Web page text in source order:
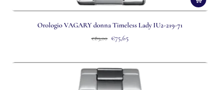
Orologio VAGARY donna Timeless Lady IU2-219-71
€89,00 €75,65